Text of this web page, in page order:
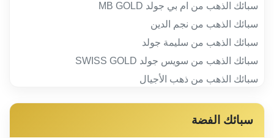
سبائك الذهب من ام بي جولد MB GOLD
سبائك الذهب من نجم الدين
سبائك الذهب من سليمة جولد
سبائك الذهب من سويس جولد SWISS GOLD
سبائك الذهب من ذهب الأجيال
سبائك الفضة